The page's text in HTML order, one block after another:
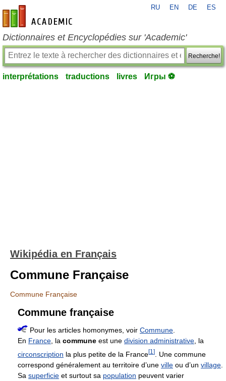
fr-academic.com
RU EN DE ES
Dictionnaires et Encyclopédies sur 'Academic'
Recherche!
interprétations traductions livres Игры ⚽
Wikipédia en Français
Commune Française
Commune Française
Commune française
Pour les articles homonymes, voir Commune
En France , la commune est une division administrative , la
circonscription la plus petite de la France[1 ]
. Une commune
correspond généralement au territoire d’une ville ou d’un village
Sa superficie et surtout sa population peuvent varier